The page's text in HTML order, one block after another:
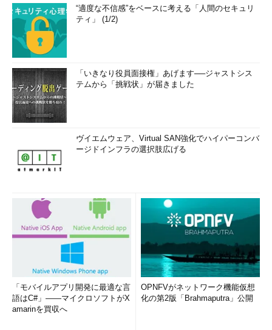
“適度な不信感”をベースに考える「人間のセキュリ
ティ」 (1/2)
「いきなり役員面接権」あげます──ジャストシス
テムから「挑戦状」が届きました
ヴイエムウェア、Virtual SAN強化でハイパーコンバ
ージドインフラの選択肢広げる
「モバイルアプリ開発に最適な言
語はC#」――マイクロソフトがX
amarinを買収へ
OPNFVがネットワーク機能仮想
化の第2版「Brahmaputra」公開